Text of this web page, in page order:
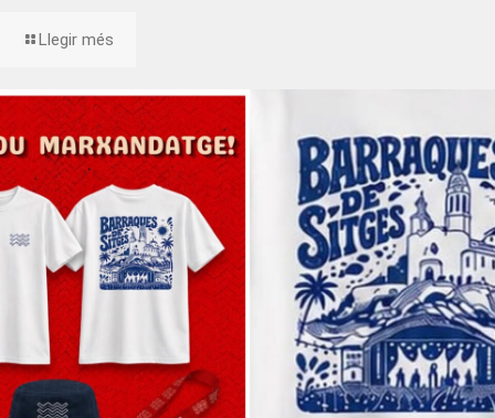
Llegir més